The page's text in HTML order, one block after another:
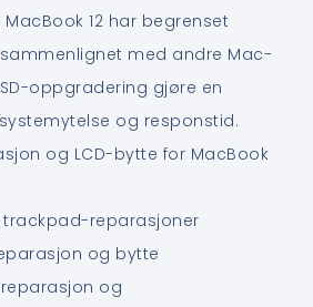
12 har begrenset
med andre Mac-
oppgradering gjøre en
og responstid.
og LCD-bytte for MacBook
reparasjoner
og bytte
og